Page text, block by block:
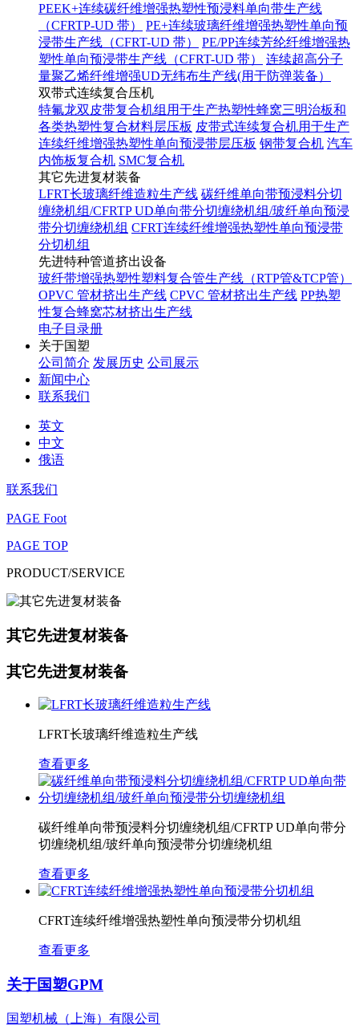
PEEK+连续碳纤维增强热塑性预浸料单向带生产线
（CFRTP-UD 带）
PE+连续玻璃纤维增强热塑性单向预
浸带生产线（CFRT-UD 带）
PE/PP连续芳纶纤维增强热
塑性单向预浸带生产线（CFRT-UD 带）
连续超高分子
量聚乙烯纤维增强UD无纬布生产线(用于防弹装备）
双带式连续复合压机
特氟龙双皮带复合机组用于生产热塑性蜂窝三明治板和
各类热塑性复合材料层压板 皮带式连续复合机用于生产
连续纤维增强热塑性单向预浸带层压板 钢带复合机 汽车
内饰板复合机 SMC复合机
其它先进复材装备
LFRT长玻璃纤维造粒生产线 碳纤维单向带预浸料分切
缠绕机组/CFRTP UD单向带分切缠绕机组/玻纤单向预浸
带分切缠绕机组 CFRT连续纤维增强热塑性单向预浸带
分切机组
先进特种管道挤出设备
玻纤带增强热塑性塑料复合管生产线（RTP管&TCP管）
OPVC 管材挤出生产线 CPVC 管材挤出生产线 PP热塑
性复合蜂窝芯材挤出生产线
电子目录册
关于国塑
公司简介 发展历史 公司展示
新闻中心
联系我们
英文
中文
俄语
联系我们
PAGE Foot
PAGE TOP
PRODUCT/SERVICE
其它先进复材装备
其它先进复材装备
LFRT长玻璃纤维造粒生产线
查看更多
碳纤维单向带预浸料分切缠绕机组/CFRTP UD单向带分
切缠绕机组/玻纤单向预浸带分切缠绕机组
查看更多
CFRT连续纤维增强热塑性单向预浸带分切机组
查看更多
关于国塑GPM
国塑机械（上海）有限公司